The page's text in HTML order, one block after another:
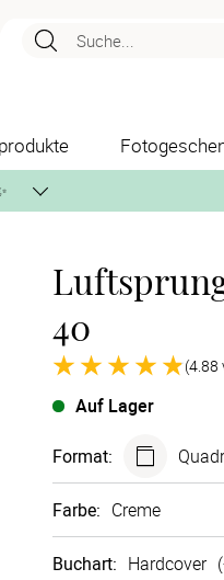
Suche...
per Post zusenden.
40
(4.88
Auf Lager
Format:
Farbe: Creme
Buchart: Hard­cover